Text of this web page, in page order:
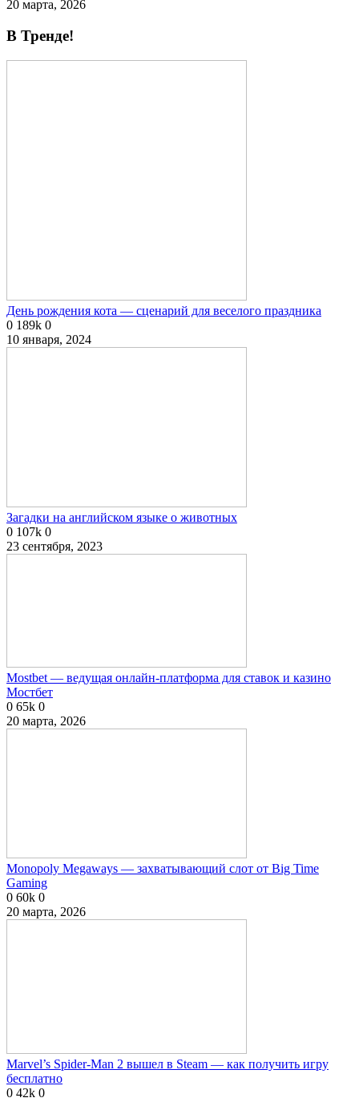
20 марта, 2026
В Тренде!
День рождения кота — сценарий для веселого праздника
0 189k 0
10 января, 2024
Загадки на английском языке о животных
0 107k 0
23 сентября, 2023
Mostbet — ведущая онлайн-платформа для ставок и казино
Мостбет
0 65k 0
20 марта, 2026
Monopoly Megaways — захватывающий слот от Big Time
Gaming
0 60k 0
20 марта, 2026
Marvel’s Spider-Man 2 вышел в Steam — как получить игру
бесплатно
0 42k 0